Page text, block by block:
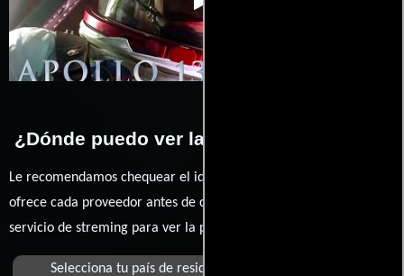
¿Dónde puedo ver la películas Apolo 13?
Le recomendamos chequear el idioma, doblaje o subtítulos que
ofrece cada proveedor antes de comprar, alquilar o contratar un
servicio de streming para ver la películas.
Selecciona tu país de residencia